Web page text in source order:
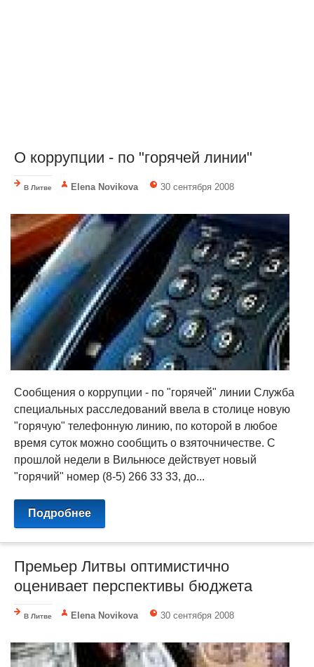
О коррупции - по "горячей линии"
В Литве Elena Novikova 30 сентября 2008
Сообщения о коррупции - по "горячей" линии Служба
специальных расследований ввела в столице новую
"горячую" телефонную линию, по которой в любое
время суток можно сообщить о взяточничестве. С
прошлой недели в Вильнюсе действует новый
"горячий" номер (8-5) 266 33 33, до...
Подробнее
Премьер Литвы оптимистично
оценивает перспективы бюджета
В Литве Elena Novikova 30 сентября 2008